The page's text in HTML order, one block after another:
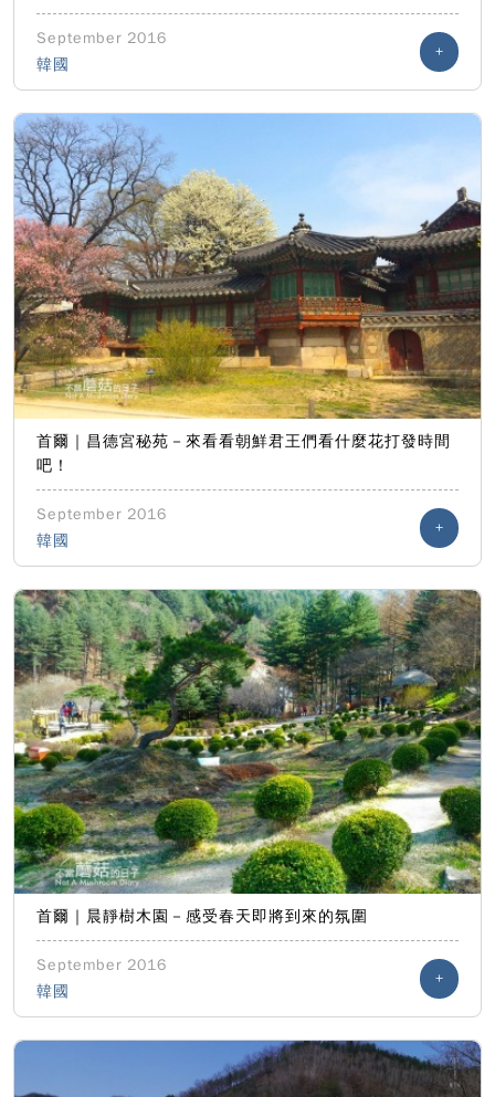
September 2016
韓國
+
首爾｜昌德宮秘苑－來看看朝鮮君王們看什麼花打發時間
吧！
September 2016
韓國
+
首爾｜晨靜樹木園－感受春天即將到來的氛圍
September 2016
韓國
+